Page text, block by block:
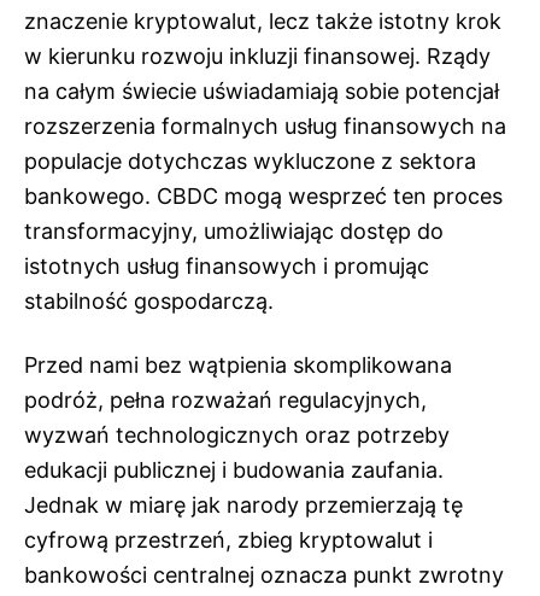
znaczenie kryptowalut, lecz także istotny krok
w kierunku rozwoju inkluzji finansowej. Rządy
na całym świecie uświadamiają sobie potencjał
rozszerzenia formalnych usług finansowych na
populacje dotychczas wykluczone z sektora
bankowego. CBDC mogą wesprzeć ten proces
transformacyjny, umożliwiając dostęp do
istotnych usług finansowych i promując
stabilność gospodarczą.
Przed nami bez wątpienia skomplikowana
podróż, pełna rozważań regulacyjnych,
wyzwań technologicznych oraz potrzeby
edukacji publicznej i budowania zaufania.
Jednak w miarę jak narody przemierzają tę
cyfrową przestrzeń, zbieg kryptowalut i
bankowości centralnej oznacza punkt zwrotny